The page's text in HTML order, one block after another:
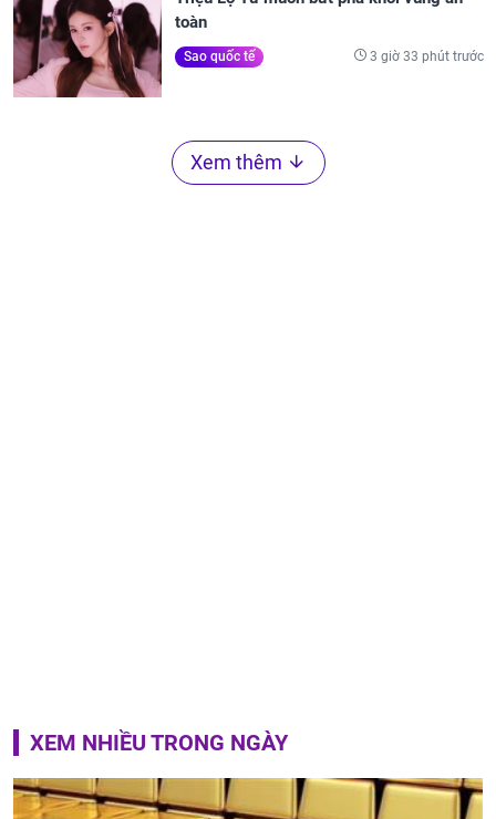
toàn
Sao quốc tế 3 giờ 33 phút trước
Xem thêm
XEM NHIỀU TRONG NGÀY